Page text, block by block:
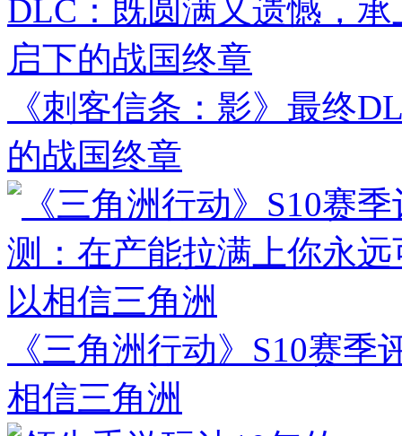
《刺客信条：影》最终
的战国终章
《三角洲行动》S10赛
相信三角洲